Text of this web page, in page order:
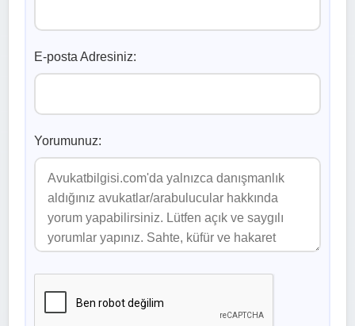
E-posta Adresiniz:
Yorumunuz: